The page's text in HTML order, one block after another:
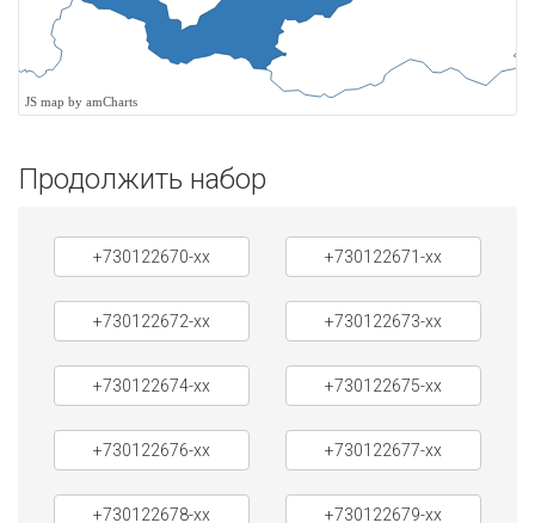
JS map by amCharts
Продолжить набор
+730122670-xx +730122671-xx
+730122672-xx +730122673-xx
+730122674-xx +730122675-xx
+730122676-xx +730122677-xx
+730122678-xx +730122679-xx